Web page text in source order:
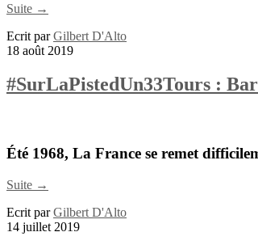
Suite →
Ecrit parGilbert D'Alto
18 août 2019
#SurLaPistedUn33Tours :
Été 1968, La France se remet
Suite →
Ecrit parGilbert D'Alto
14 juillet 2019